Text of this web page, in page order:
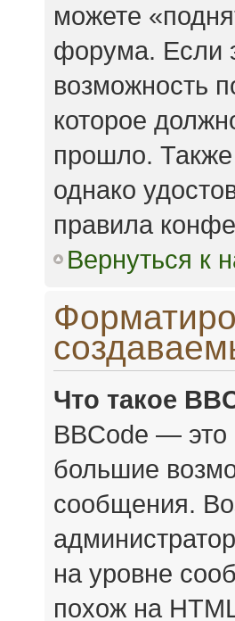
можете
форума. Если
возможность
которое
прошло. Также
однако
правила
Вернуться к
Что такое
BBCode — это
большие
сообщения.
на уровне
похож на